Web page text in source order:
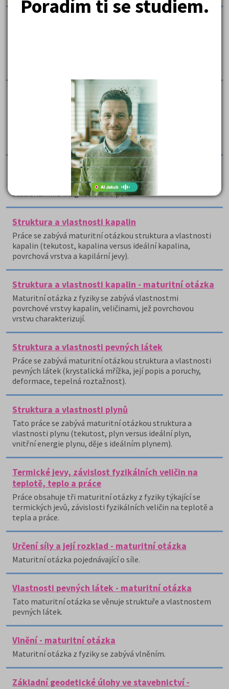
Poradím ti se studiem.
Pohyby těles z hlediska kinematického,
dynamického a jejich zákonitosti - maturitní
Jedná se o vypracovanou maturitní otázku z fyziky, která
představuje jednotlivé typy pohybu těles.
Stacionární magnetické pole - maturitní otázka
Práce stručně a přehledně zpracovává problematiku
stacionárního magnetického pole.
Struktura a vlastnosti kapalin
Práce se zabývá maturitní otázkou struktura a vlastnosti
kapalin (tekutost, kapalina versus ideální kapalina,
povrchová vrstva a kapilární jevy).
Struktura a vlastnosti kapalin - maturitní otázka
Maturitní otázka z fyziky se zabývá vlastnostmi
povrchové vrstvy kapalin, veličinami, jež povrchovou
vrstvu charakterizují.
Struktura a vlastnosti pevných látek
Práce se zabývá maturitní otázkou struktura a vlastnosti
pevných látek (krystalická mřížka, její popis a poruchy,
deformace, tepelná roztažnost).
Struktura a vlastnosti plynů
Tato práce se zabývá maturitní otázkou struktura a
vlastnosti plynu (tekutost, plyn versus ideální plyn,
vnitřní energie plynu, děje s ideálním plynem).
Termické jevy, závislost fyzikálních veličin na
teplotě, teplo a práce
Práce obsahuje tři maturitní otázky z fyziky týkající se
termických jevů, závislosti fyzikálních veličin na teplotě a
tepla a práce.
Určení síly a její rozklad - maturitní otázka
Maturitní otázka pojednávající o síle.
Vlastnosti pevných látek - maturitní otázka
Tato maturitní otázka se věnuje struktuře a vlastnostem
pevných látek.
Vlnění - maturitní otázka
Maturitní otázka z fyziky se zabývá vlněním.
Základní geodetické úlohy ve stavebnictví -